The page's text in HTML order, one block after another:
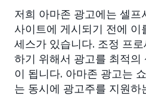
저희 아마존 광고에는 셀프
사이트에 게시되기 전에 이
세스가 있습니다. 조정 프
하기 위해서 광고를 최적의
이 됩니다. 아마존 광고는
는 동시에 광고주를 지원하